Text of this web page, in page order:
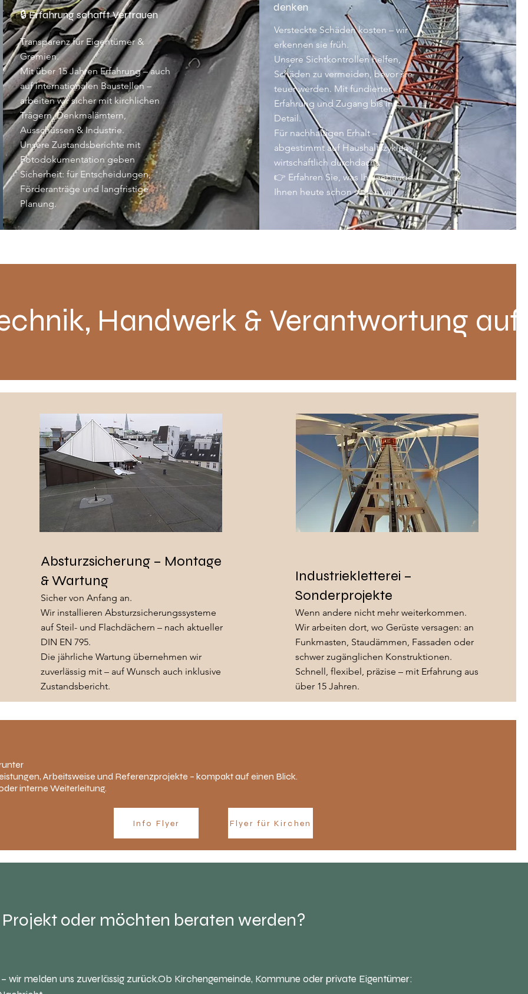
🔒 Erfahrung schafft Vertrauen
Transparenz für Eigentümer &
Gremien.
Mit über 15 Jahren Erfahrung – auch
auf internationalen Baustellen –
arbeiten wir sicher mit kirchlichen
Trägern, Denkmalämtern,
Ausschüssen & Industrie.
Unsere Zustandsberichte mit
Fotodokumentation geben
Sicherheit: für Entscheidungen,
Förderanträge und langfristige
Planung.
denken
Versteckte Schäden kosten – wir
erkennen sie früh.
Unsere Sichtkontrollen helfen,
Schäden zu vermeiden, bevor sie
teuer werden. Mit fundierter
Erfahrung und Zugang bis ins
Detail.
Für nachhaltigen Erhalt –
abgestimmt auf Haushaltszyklen,
wirtschaftlich durchdacht.
👉 Erfahren Sie, was Ihr Gebäude
Ihnen heute schon sagen will.
Handwerk & Verantwortung
Absturzsicherung – Montage
& Wartung
Sicher von Anfang an.
Wir installieren Absturzsicherungssysteme
auf Steil- und Flachdächern – nach aktueller
DIN EN 795.
Die jährliche Wartung übernehmen wir
zuverlässig mit – auf Wunsch auch inklusive
Zustandsbericht.
Industriekletterei –
Sonderprojekte
Wenn andere nicht mehr weiterkommen.
Wir arbeiten dort, wo Gerüste versagen: an
Funkmasten, Staudämmen, Fassaden oder
schwer zugänglichen Konstruktionen.
Schnell, flexibel, präzise – mit Erfahrung aus
über 15 Jahren.
Arbeitsweise und Referenzprojekte – kompakt auf einen Blick.
interne Weiterleitung.
Info Flyer Flyer für Kirchen
oder möchten beraten werden?
wir melden uns zuverlässig zurück.Ob Kirchengemeinde, Kommune oder private Eigentümer: